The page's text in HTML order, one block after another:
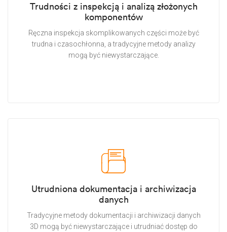
Trudności z inspekcją i analizą złożonych
komponentów
Ręczna inspekcja skomplikowanych części może być
trudna i czasochłonna, a tradycyjne metody analizy
mogą być niewystarczające.
Utrudniona dokumentacja i archiwizacja
danych
Tradycyjne metody dokumentacji i archiwizacji danych
3D mogą być niewystarczające i utrudniać dostęp do